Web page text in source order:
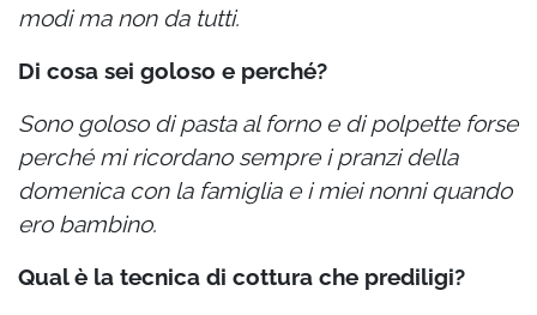
modi ma non da tutti.
Di cosa sei goloso e perché?
Sono goloso di pasta al forno e di polpette forse
perché mi ricordano sempre i pranzi della
domenica con la famiglia e i miei nonni quando
ero bambino.
Qual è la tecnica di cottura che prediligi?